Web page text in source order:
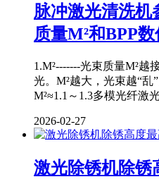
脉冲激光清洗机
质量M²和BPP
1.M²-------光束质量M²越
光。M²越大，光束越“乱
M²≈1.1～1.3多模光纤激
2026-02-27
激光除锈机除锈